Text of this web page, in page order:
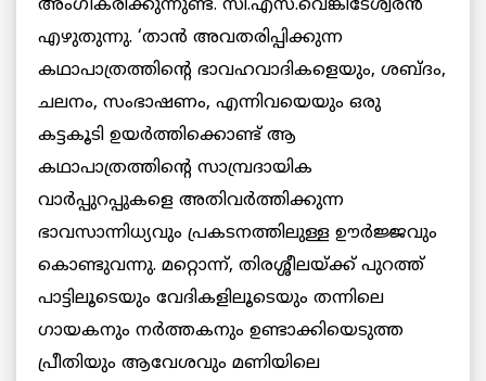
അംഗീകരിക്കുന്നുണ്ട്. സി.എസ്.വെങ്കിടേശ്വരന്‍
എഴുതുന്നു. ‘താന്‍ അവതരിപ്പിക്കുന്ന
കഥാപാത്രത്തിന്റെ ഭാവഹവാദികളെയും, ശബ്ദം,
ചലനം, സംഭാഷണം, എന്നിവയെയും ഒരു
കട്ടകൂടി ഉയര്‍ത്തിക്കൊണ്ട് ആ
കഥാപാത്രത്തിന്റെ സാമ്പ്രദായിക
വാര്‍പ്പുറപ്പുകളെ അതിവര്‍ത്തിക്കുന്ന
ഭാവസാന്നിധ്യവും പ്രകടനത്തിലുള്ള ഊര്‍ജ്ജവും
കൊണ്ടുവന്നു. മറ്റൊന്ന്, തിരശ്ശീലയ്ക്ക് പുറത്ത്
പാട്ടിലൂടെയും വേദികളിലൂടെയും തന്നിലെ
ഗായകനും നര്‍ത്തകനും ഉണ്ടാക്കിയെടുത്ത
പ്രീതിയും ആവേശവും മണിയിലെ